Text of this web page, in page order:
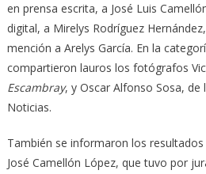
en prensa escrita, a José Luis
digital, a Mirelys Rodríguez
mención a Arelys García. En la
compartieron lauros los fotógrafos
Escambray, y Oscar Alfonso Sosa, de
Noticias.
También se informaron los
José Camellón López, que tuvo por